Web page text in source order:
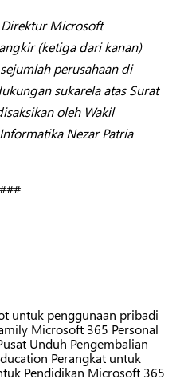
Microsoft
(ketiga dari kanan)
perusahaan di
sukarela atas Surat
oleh Wakil
Nezar Patria
###
untuk penggunaan pribadi
Microsoft 365 Personal
Unduh Pengembalian
Perangkat untuk
Pendidikan Microsoft 365